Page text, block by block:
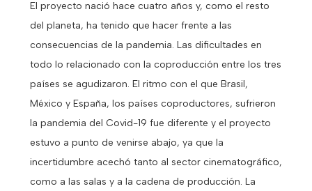
El proyecto nació hace cuatro años y, como el resto
del planeta, ha tenido que hacer frente a las
consecuencias de la pandemia. Las dificultades en
todo lo relacionado con la coproducción entre los tres
países se agudizaron. El ritmo con el que Brasil,
México y España, los países coproductores, sufrieron
la pandemia del Covid-19 fue diferente y el proyecto
estuvo a punto de venirse abajo, ya que la
incertidumbre acechó tanto al sector cinematográfico,
como a las salas y a la cadena de producción. La